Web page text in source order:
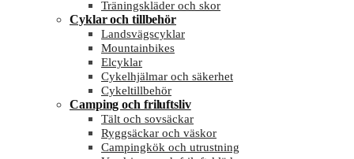
Träningskläder och skor
Cyklar och tillbehör
Landsvägscyklar
Mountainbikes
Elcyklar
Cykelhjälmar och säkerhet
Cykeltillbehör
Camping och friluftsliv
Tält och sovsäckar
Ryggsäckar och väskor
Campingkök och utrustning